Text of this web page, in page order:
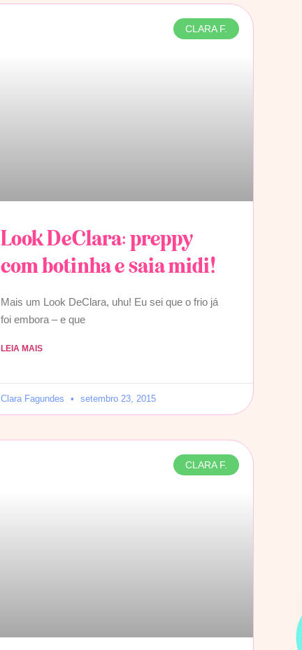
CLARA F.
Look DeClara: preppy
com botinha e saia midi!
Mais um Look DeClara, uhu! Eu sei que o frio já
foi embora – e que
LEIA MAIS
Clara Fagundes setembro 23, 2015
CLARA F.